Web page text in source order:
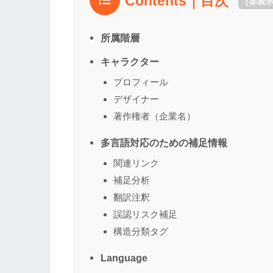
所属階層
キャラクター
プロフィール
デザイナー
著作権者（企業名）
多言語対応のための補足情報
関連リンク
補足分析
翻訳注釈
誤認リスク補足
構造分類タグ
Language